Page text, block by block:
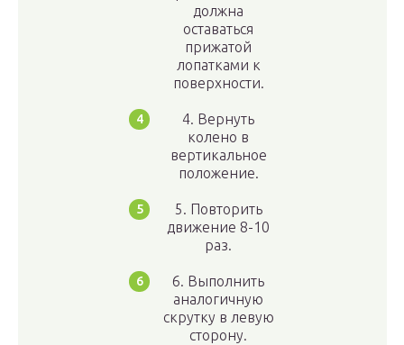
должна
оставаться
прижатой
лопатками к
поверхности.
4. Вернуть
колено в
вертикальное
положение.
5. Повторить
движение 8-10
раз.
6. Выполнить
аналогичную
скрутку в левую
сторону.